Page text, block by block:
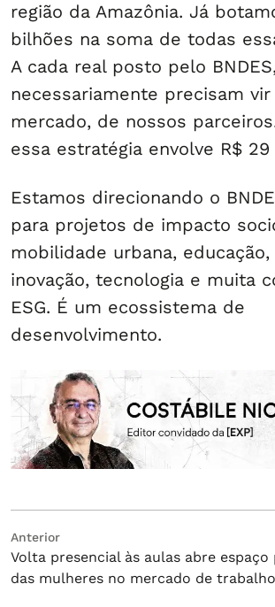
região da Amazônia. Já
bilhões na soma de todas
A cada real posto pelo
necessariamente precisam vir
mercado, de nossos
essa estratégia envolve R$
Estamos direcionando o
para projetos de impacto
mobilidade urbana, educação,
inovação, tecnologia e muita
ESG. É um ecossistema de
desenvolvimento.
Navegação
de
Anterior
Post
anterior:
Volta presencial às aulas abre
das mulheres no mercado de trabalho